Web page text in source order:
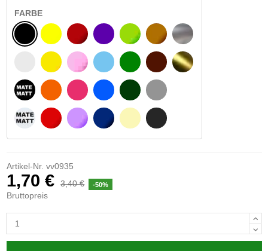
FARBE
SCHWARZ
WEIß
MATTSCHWARZ
MATTWEIß
GELB
GELBES SIGNAL
ORANGE
ROT
BURGUND
ROSE
FUCHSIA
LILA
VIOLETT
HELLBLAU
BLAU
DUNKELBLAU
HELLGRÜN
GRÜN
DUNKELGRÜN
BEIGE
HASELNUSS
DUNKELBRAUN
HELLGRAU
DUNKELGRAU
SILBER
GOLD
Artikel-Nr. vv0935
1,70 € 3,40 € -50%
Bruttopreis